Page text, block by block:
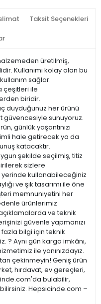
Taksit Seçenekleri
üretilmiş,
Kullanımı kolay olan bu
sağlar.
çeşitleri ile
biridir.
duyduğunuz her ürünü
güvencesiyle sunuyoruz.
günlük yaşantınızı
hale getirecek ya da
katacaktır.
şekilde seçilmiş, titiz
sizlere
yerinde kullanabileceğiniz
ve şık tasarımı ile öne
memnuniyetini her
ürünlerimiz
ve teknik
güvenle yapmanızı
bilgi için teknik
Aynı gün kargo imkânı,
ile yanınızdayız.
çekinmeyin! Geniş ürün
hırdavat, ev gereçleri,
bulabilir,
Hepsicinde.com –